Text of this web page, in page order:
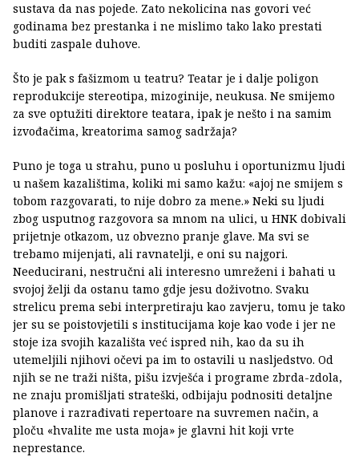
sustava da nas pojede. Zato nekolicina nas govori već
godinama bez prestanka i ne mislimo tako lako prestati
buditi zaspale duhove.
Što je pak s fašizmom u teatru? Teatar je i dalje poligon
reprodukcije stereotipa, mizoginije, neukusa. Ne smijemo
za sve optužiti direktore teatara, ipak je nešto i na samim
izvođačima, kreatorima samog sadržaja?
Puno je toga u strahu, puno u posluhu i oportunizmu ljudi
u našem kazalištima, koliki mi samo kažu: «ajoj ne smijem s
tobom razgovarati, to nije dobro za mene.» Neki su ljudi
zbog usputnog razgovora sa mnom na ulici, u HNK dobivali
prijetnje otkazom, uz obvezno pranje glave. Ma svi se
trebamo mijenjati, ali ravnatelji, e oni su najgori.
Needucirani, nestručni ali interesno umreženi i bahati u
svojoj želji da ostanu tamo gdje jesu doživotno. Svaku
strelicu prema sebi interpretiraju kao zavjeru, tomu je tako
jer su se poistovjetili s institucijama koje kao vode i jer ne
stoje iza svojih kazališta već ispred nih, kao da su ih
utemeljili njihovi očevi pa im to ostavili u nasljedstvo. Od
njih se ne traži ništa, pišu izvješća i programe zbrda-zdola,
ne znaju promišljati strateški, odbijaju podnositi detaljne
planove i razrađivati repertoare na suvremen način, a
ploču «hvalite me usta moja» je glavni hit koji vrte
neprestance.